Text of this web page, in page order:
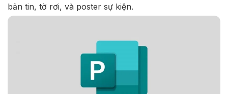
bản tin, tờ rơi, và poster sự kiện.